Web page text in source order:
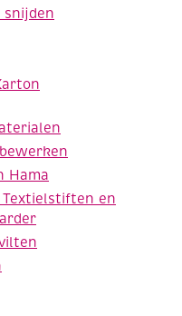
snijden
Hama
Textielstiften en